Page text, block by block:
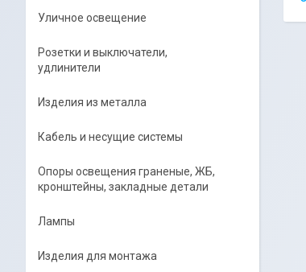
Уличное освещение
Розетки и выключатели,
удлинители
Изделия из металла
Кабель и несущие системы
Опоры освещения граненые, ЖБ,
кронштейны, закладные детали
Лампы
Изделия для монтажа